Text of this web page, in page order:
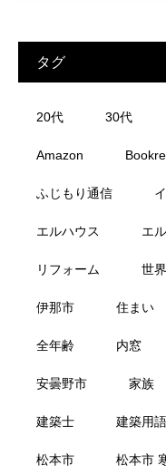
タグ
20代 30代
Amazon
ふじもり通信
エルハウス エ
リフォーム 世界
伊那市 住まい
全年齢 内窓
安曇野市 家族
建築士 建築用語
松本市 松本市